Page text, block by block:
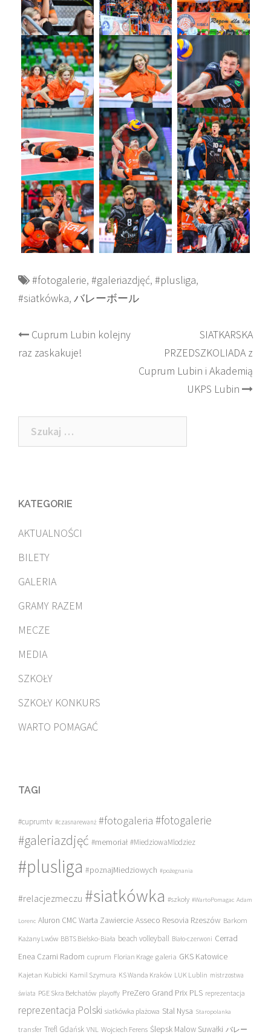
#fotogalerie, #galeriazdjęć, #plusliga,
#siatkówka, バレーボール
Post
navigation
Cuprum Lubin kolejny
raz zaskakuje!
SIATKARSKA
PRZEDSZKOLIADA z
Cuprum Lubin i Akademią
UKPS Lubin
Szukaj:
KATEGORIE
AKTUALNOŚCI
BILETY
GALERIA
GRAMY RAZEM
MECZE
MEDIA
SZKOŁY
SZKOŁY KONKURS
WARTO POMAGAĆ
TAGI
#cuprumtv #czasnarewanż #fotogaleria #fotogalerie
#galeriazdjęć #memoriał #MiedziowaMlodziez
#plusliga #poznajMiedziowych #pożegnania
#relacjezmeczu #siatkówka #szkoły #WartoPomagac Adam
Lorenc Aluron CMC Warta Zawiercie Asseco Resovia Rzeszów Barkom
Każany Lwów BBTS Bielsko-Biała beach volleyball Biało-czerwoni Cerrad
Enea Czarni Radom cuprum Florian Krage galeria GKS Katowice
Kajetan Kubicki Kamil Szymura KS Wanda Kraków LUK Lublin mistrzostwa
świata PGE Skra Bełchatów playoffy PreZero Grand Prix PLS reprezentacja
reprezentacja Polski siatkówka plażowa Stal Nysa Staropolanka
transfer Trefl Gdańsk VNL Wojciech Ferens Ślepsk Malow Suwałki バレー